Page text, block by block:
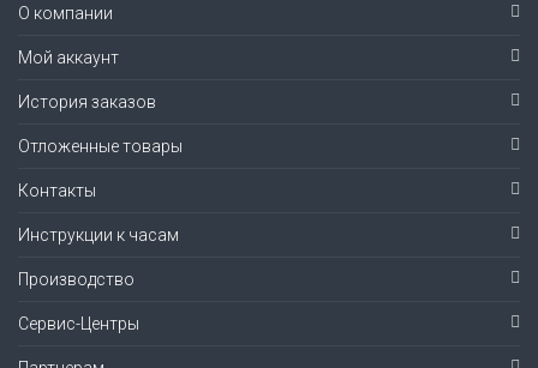
О компании
Мой аккаунт
История заказов
Отложенные товары
Контакты
Инструкции к часам
Производство
Сервис-Центры